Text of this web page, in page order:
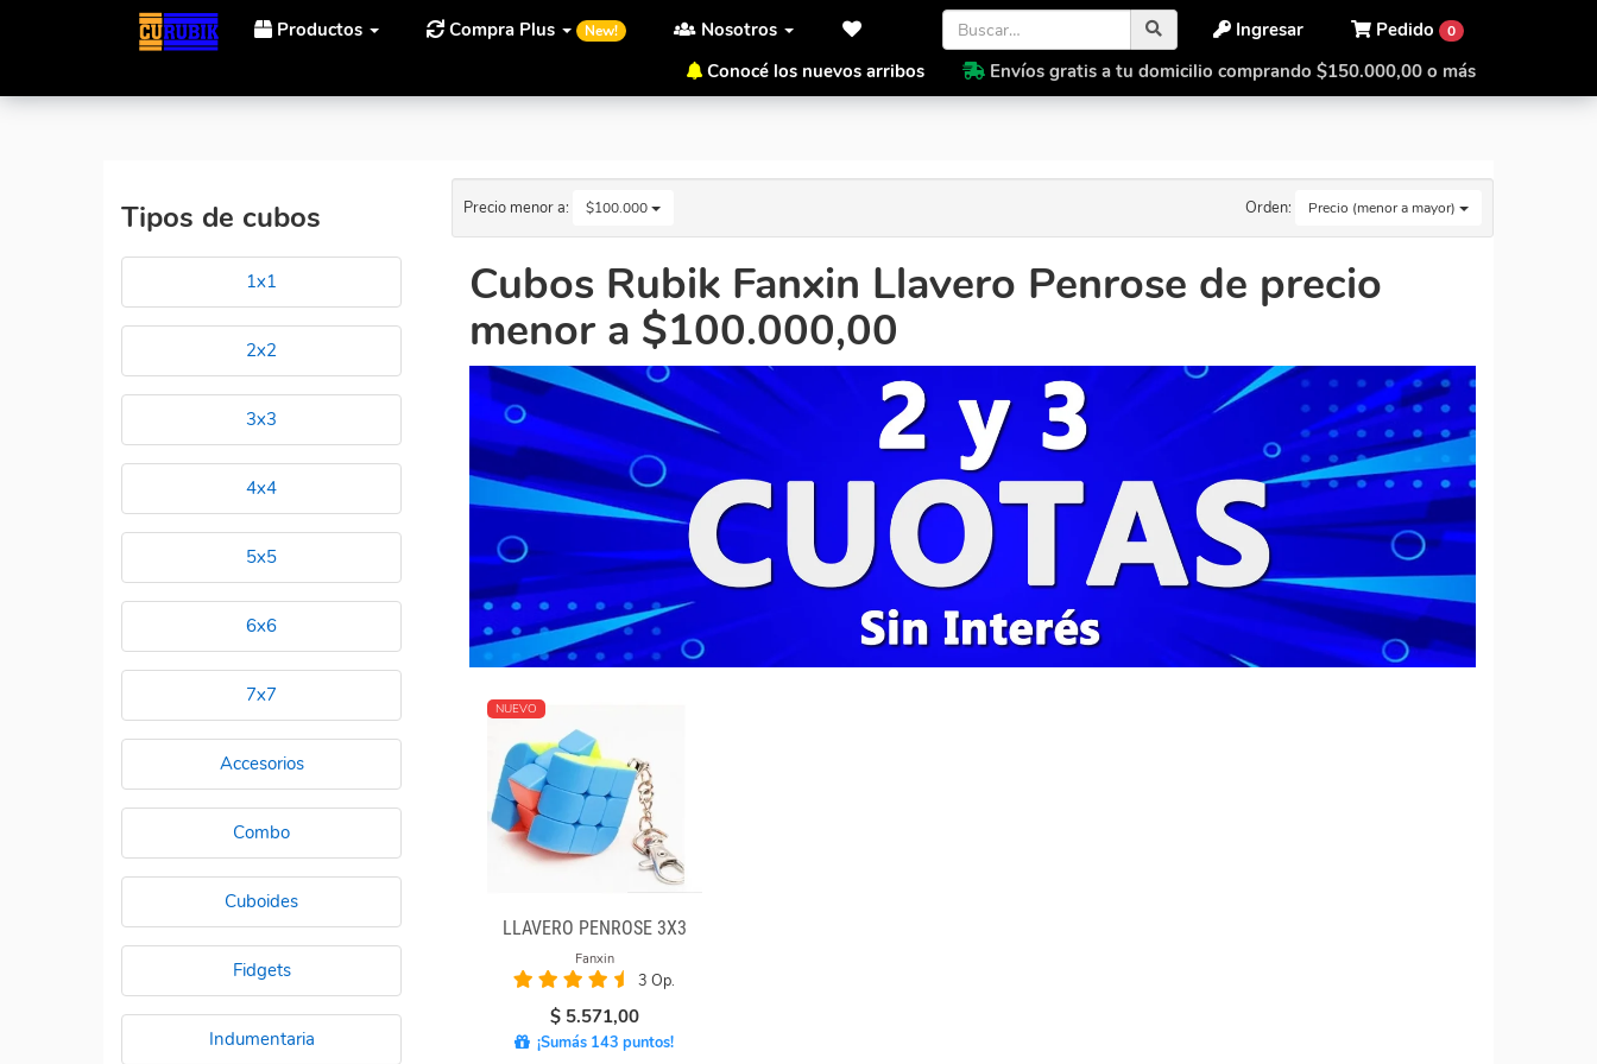
Productos Compra Plus New! Nosotros Pedido 0
Ingresar
Conocé los nuevos arribos
Envíos gratis a tu domicilio comprando $150.000,00 o más
Cubos Rubik Fanxin Llavero Penrose de precio menor a $100.000,00
Tipos de cubos
1x1
2x2
3x3
4x4
5x5
6x6
7x7
Accesorios
Combo
Cuboides
Fidgets
Indumentaria
Precio menor a: $100.000 Orden: Precio (menor a mayor)
Cubos Rubik Fanxin Llavero Penrose de precio
menor a $100.000,00
NUEVO
LLAVERO PENROSE 3X3
Fanxin
3 Op.
$ 5.571,00
¡Sumás 143 puntos!